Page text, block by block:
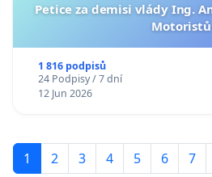
Petice za demisi vlády Ing.
Motoristů
1 816 podpisů
24 Podpisy / 7 dní
12 Jun 2026
1 2 3 4 5 6 7